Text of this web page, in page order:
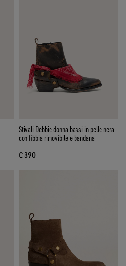
Stivali Debbie donna bassi in pelle nera
con fibbia rimovibile e bandana
€ 890